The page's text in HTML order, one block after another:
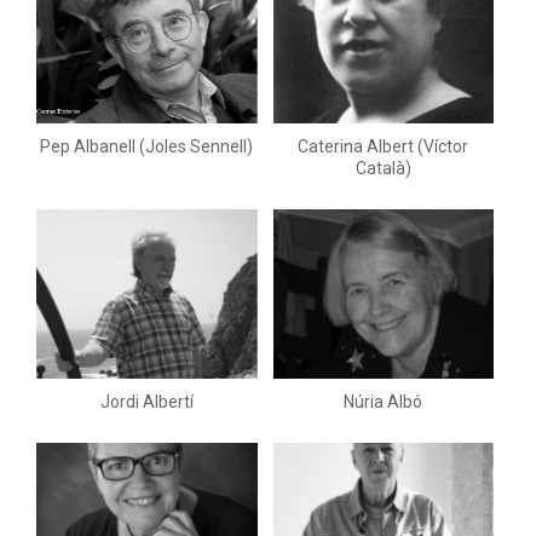
Pep Albanell (Joles Sennell)
Caterina Albert (Víctor
Català)
Jordi Albertí Núria Albó